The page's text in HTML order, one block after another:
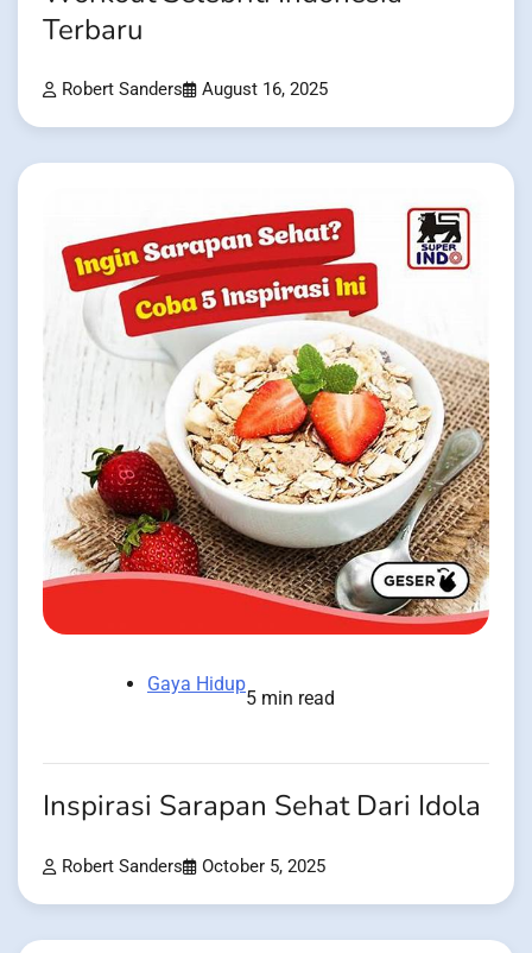
Terbaru
Robert Sanders August 16, 2025
Gaya Hidup
5 min read
Inspirasi Sarapan Sehat Dari Idola
Robert Sanders October 5, 2025